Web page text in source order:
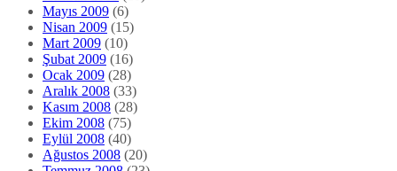
Mayıs 2009 (6)
Nisan 2009 (15)
Mart 2009 (10)
Şubat 2009 (16)
Ocak 2009 (28)
Aralık 2008 (33)
Kasım 2008 (28)
Ekim 2008 (75)
Eylül 2008 (40)
Ağustos 2008 (20)